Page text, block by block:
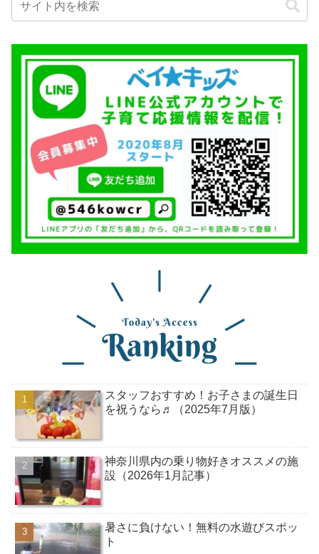
スタッフおすすめ！お子さまの誕生日
を祝うなら♬（2025年7月版）
神奈川県内の乗り物好きオススメの施
設（2026年1月記事）
暑さに負けない！無料の水遊びスポッ
ト